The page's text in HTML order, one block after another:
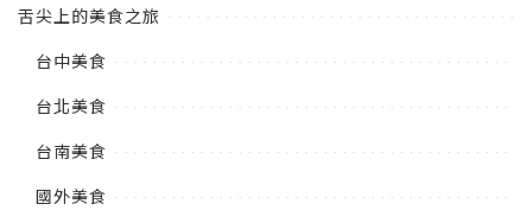
舌尖上的美食之旅
台中美食
台北美食
台南美食
國外美食